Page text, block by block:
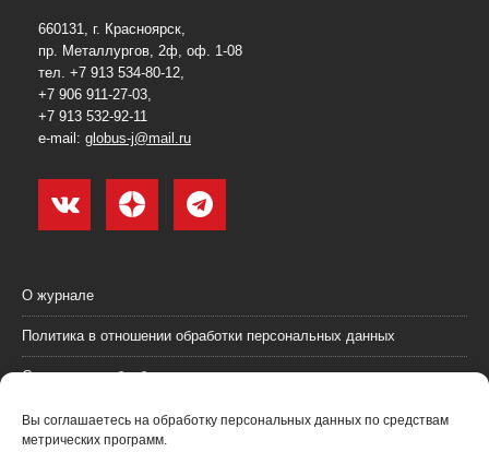
Вы соглашаетесь на обработку персональных данных по средствам
метрических программ.
660131, г. Красноярск,
пр. Металлургов, 2ф, оф. 1-08
тел. +7 913 534-80-12,
+7 906 911-27-03,
+7 913 532-92-11
e-mail: globus-j@mail.ru
О журнале
Политика в отношении обработки персональных данных
Согласие на обработку персональных данных
Пользовательское соглашение (оферта)